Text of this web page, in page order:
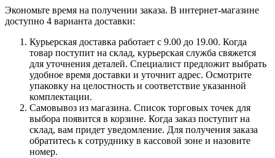
Экономьте время на получении заказа. В интернет-магазине
доступно 4 варианта доставки:
Курьерская доставка работает с 9.00 до 19.00. Когда
товар поступит на склад, курьерская служба свяжется
для уточнения деталей. Специалист предложит выбрать
удобное время доставки и уточнит адрес. Осмотрите
упаковку на целостность и соответствие указанной
комплектации.
Самовывоз из магазина. Список торговых точек для
выбора появится в корзине. Когда заказ поступит на
склад, вам придет уведомление. Для получения заказа
обратитесь к сотруднику в кассовой зоне и назовите
номер.